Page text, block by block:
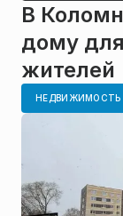
В
дому
жителей
НЕДВИЖИМОСТЬ